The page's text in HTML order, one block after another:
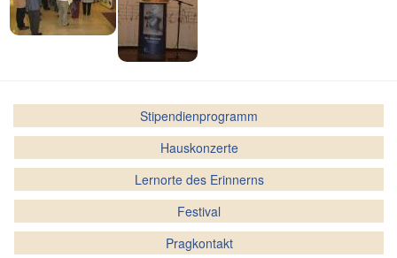
Stipendienprogramm
Hauskonzerte
Lernorte des Erinnerns
Festival
Pragkontakt